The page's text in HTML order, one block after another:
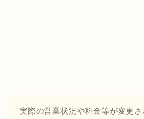
実際の営業状況や料金等が変更